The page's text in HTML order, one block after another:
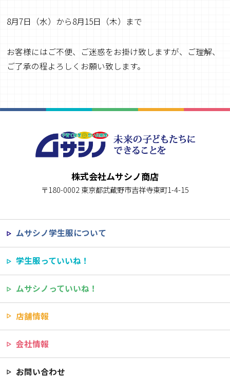
8月7日（水）から8月15日（木）まで
お客様にはご不便、ご迷惑をお掛け致しますが、ご理解、
ご了承の程よろしくお願い致します。
株式会社ムサシノ商店
〒180-0002 東京都武蔵野市吉祥寺東町1-4-15
ムサシノ学生服について
学生服っていいね！
ムサシノっていいね！
店舗情報
会社情報
お問い合わせ